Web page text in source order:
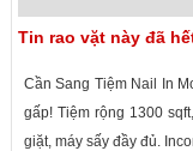
Tin rao vặt này đã
Cần Sang Tiệm Nail In
gấp! Tiệm rộng 1300
giặt, máy sấy đầy đủ.